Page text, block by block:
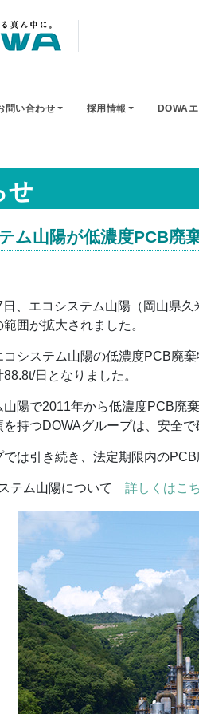
問い合わせ 採用情報 DOWA
せ
ム山陽が低濃度PCB廃
、エコシステム山陽（岡山県
囲が拡大されました。
コシステム山陽の低濃度PCB廃
日となりました。
山陽で2011年から低濃度PCB廃
を持つDOWAグループは、安全
では引き続き、法定期限内の
テム山陽について 詳しくはこ